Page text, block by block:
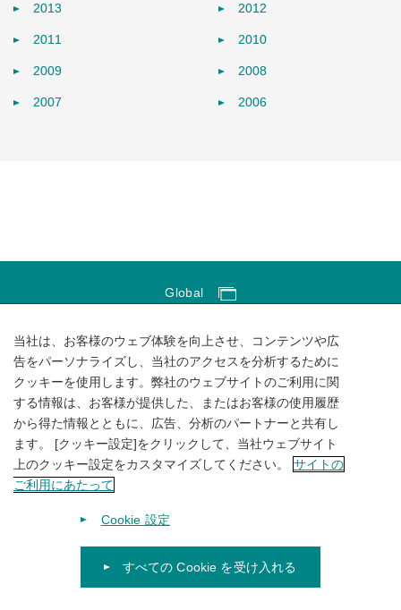
2013 2012
2011 2010
2009 2008
2007 2006
Global
サイトのご利用にあたって
ソーシャルメディアポリシー
個人情報保護方針
サイトマップ
© 1996-2026KUBOTA Corporation.
当社は、お客様のウェブ体験を向上させ、コンテンツや広
告をパーソナライズし、当社のアクセスを分析するために
クッキーを使用します。弊社のウェブサイトのご利用に関
する情報は、お客様が提供した、またはお客様の使用履歴
から得た情報とともに、広告、分析のパートナーと共有し
ます。 [クッキー設定]をクリックして、当社ウェブサイト
上のクッキー設定をカスタマイズしてください。
サイトの
ご利用にあたって
Cookie 設定
すべての Cookie を受け入れる